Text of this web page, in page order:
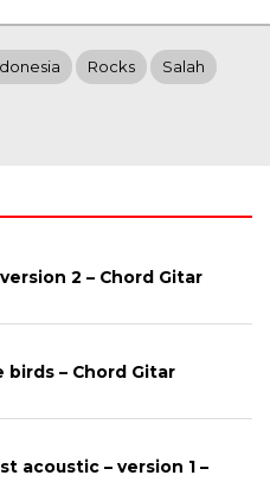
Rocks Salah
2 – Chord Gitar
– Chord Gitar
acoustic – version 1 –